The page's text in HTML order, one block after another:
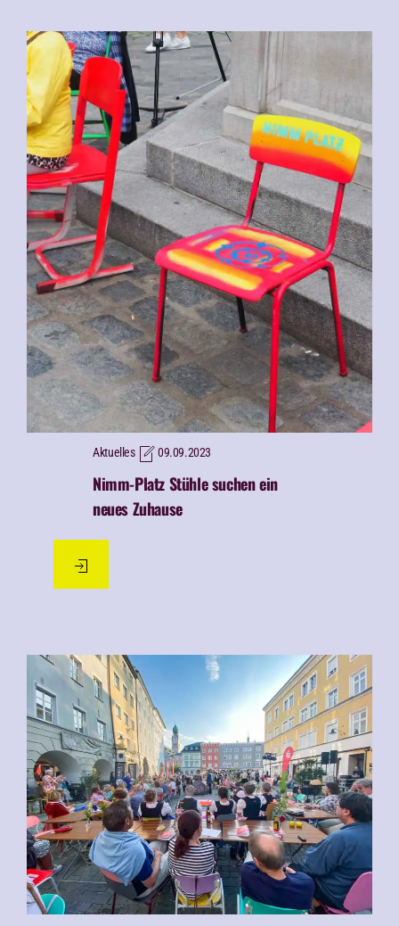
Aktuelles 09.09.2023
Nimm-Platz Stühle suchen ein
neues Zuhause